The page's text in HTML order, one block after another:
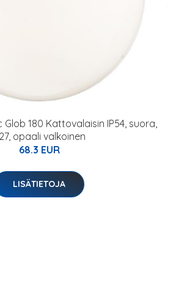
Glob 180 Kattovalaisin IP54, suora,
opaali valkoinen
68.3 EUR
LISÄTIETOJA